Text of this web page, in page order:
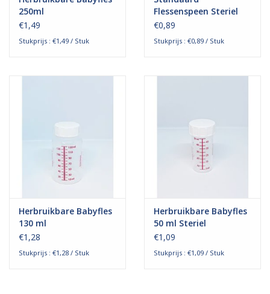
Door de universele flessenhals passen alle spenen en kan het
flesje gebruikt worden met elke Medela, Ardo of Ameda
borstkolf. Na gebruik kan de fles opnieuw worden
250ml
€1,49
Stukprijs : €1,49 / Stuk
Flessenspeen Steriel
€0,89
Stukprijs : €0,89 / Stuk
Herbruikbare Babyfles
130 ml
€1,28
Stukprijs : €1,28 / Stuk
Herbruikbare Babyfles
50 ml Steriel
€1,09
Stukprijs : €1,09 / Stuk